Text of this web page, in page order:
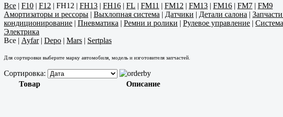
Все | F10 | F12 | FH12 | FH13 | FH16 | FL | FM11 | FM12 | FM13 | FM16 | FM7 | FM9
Амортизаторы и рессоры | Выхлопная система | Датчики | Детали салона |
кондиционирование | Пневматика | Ремни и ролики | Рулевое управление |
Электрика
Все | Ayfar| Depo | Mars | Sertplas
Для сортировки выберите марку автомобиля, модель и изготовителя запчастей.
Сортировка:
Товар
Описание